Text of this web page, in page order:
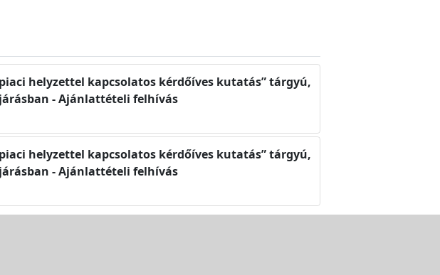
helyzettel kapcsolatos kérdőíves kutatás” tárgyú,
- Ajánlattételi felhívás
helyzettel kapcsolatos kérdőíves kutatás” tárgyú,
- Ajánlattételi felhívás